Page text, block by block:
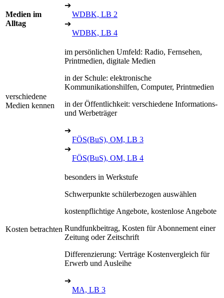
Medien im
Alltag
➔
WDBK, LB 2
➔
WDBK, LB 4
verschiedene
Medien kennen
im persönlichen Umfeld: Radio, Fernsehen,
Printmedien, digitale Medien
in der Schule: elektronische
Kommunikationshilfen, Computer, Printmedien
in der Öffentlichkeit: verschiedene Informations-
und Werbeträger
➔
FÖS(BuS), OM, LB 3
➔
FÖS(BuS), OM, LB 4
Kosten betrachten
besonders in Werkstufe
Schwerpunkte schülerbezogen auswählen
kostenpflichtige Angebote, kostenlose Angebote
Rundfunkbeitrag, Kosten für Abonnement einer
Zeitung oder Zeitschrift
Differenzierung: Verträge Kostenvergleich für
Erwerb und Ausleihe
➔
MA, LB 3